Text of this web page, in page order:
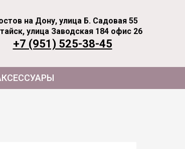
на Дону, улица Б. Садовая 55
улица Заводская 184 офис 26
+7 (951) 525-38-45